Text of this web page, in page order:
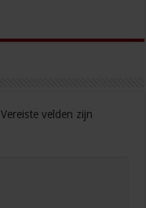
Vereiste velden zijn